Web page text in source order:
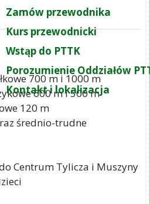
Zamów przewodnika
Kurs przewodnicki
Wstąp do PTTK
Porozumienie Oddziałów
Kontakt i lokalizacja
700 m i 1000 m
600 m i 500 m
120 m
średnio-trudne
Centrum Tylicza i Muszyny